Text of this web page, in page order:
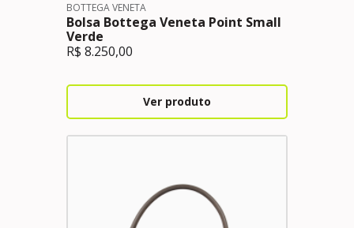
BOTTEGA VENETA
Bolsa Bottega Veneta Point Small
Verde
R$ 8.250,00
Ver produto